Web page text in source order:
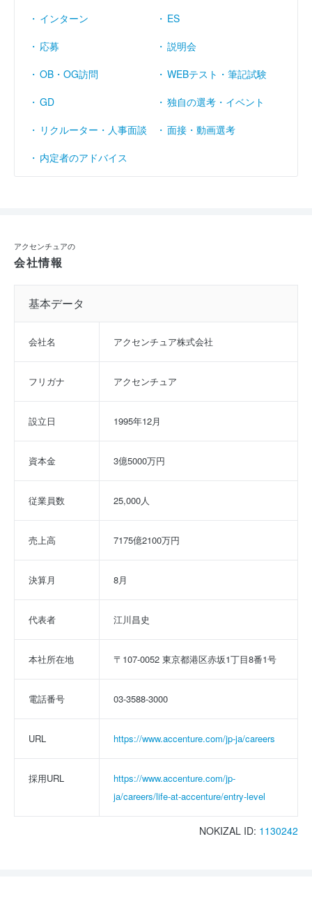
インターン
ES
応募
説明会
OB・OG訪問
WEBテスト・筆記試験
GD
独自の選考・イベント
リクルーター・人事面談
面接・動画選考
内定者のアドバイス
アクセンチュアの
会社情報
基本データ
会社名 アクセンチュア株式会社
フリガナ アクセンチュア
設立日 1995年12月
資本金 3億5000万円
従業員数 25,000人
売上高 7175億2100万円
決算月 8月
代表者 江川昌史
本社所在地 〒107-0052 東京都港区赤坂1丁目8番1号
電話番号 03-3588-3000
URL https://www.accenture.com/jp-ja/careers
採用URL
https://www.accenture.com/jp-
ja/careers/life-at-accenture/entry-level
NOKIZAL ID: 1130242